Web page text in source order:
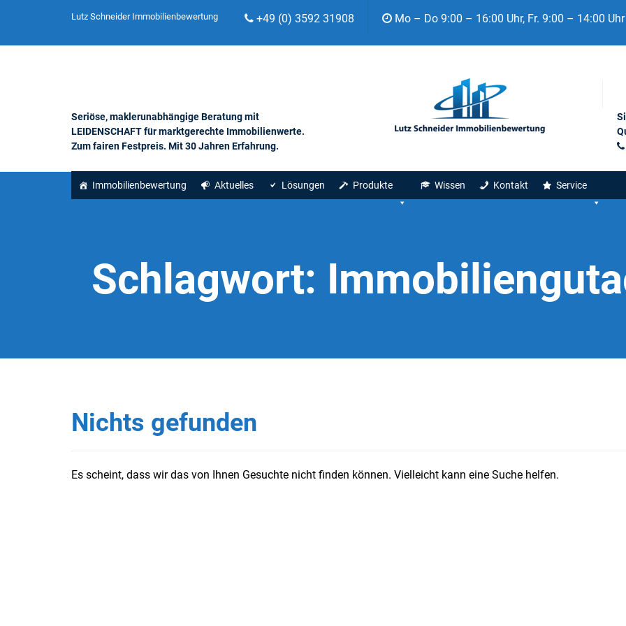
Lutz Schneider Immobilienbewertung +49 (0) 3592 31908 Mo – Do 9:00 – 16:00 Uhr, Fr. 9:00 – 14:00 Uhr
Seriöse, maklerunabhängige Beratung mit
LEIDENSCHAFT für marktgerechte Immobilienwerte.
Zum fairen Festpreis. Mit 30 Jahren Erfahrung.
Immobilienbewertung Aktuelles Lösungen Produkte Wissen Kontakt Service
Schlagwort:
Nichts gefunden
Es scheint, dass wir das von Ihnen Gesuchte nicht finden können. Vielleicht kann eine Suche helfen.